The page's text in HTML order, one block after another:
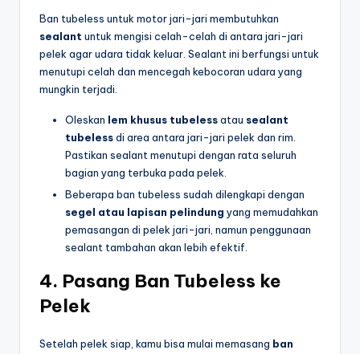
Ban tubeless untuk motor jari-jari membutuhkan
sealant untuk mengisi celah-celah di antara jari-jari
pelek agar udara tidak keluar. Sealant ini berfungsi untuk
menutupi celah dan mencegah kebocoran udara yang
mungkin terjadi.
Oleskan lem khusus tubelessatau sealant
tubelessdi area antara jari-jari pelek dan rim.
Pastikan sealant menutupi dengan rata seluruh
bagian yang terbuka pada pelek.
Beberapa ban tubeless sudah dilengkapi dengan
segel atau lapisan pelindung yang memudahkan
pemasangan di pelek jari-jari, namun penggunaan
sealant tambahan akan lebih efektif.
4. Pasang Ban Tubeless ke
Pelek
Setelah pelek siap, kamu bisa mulai memasang ban